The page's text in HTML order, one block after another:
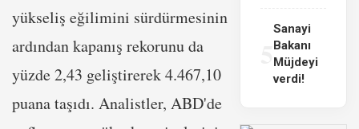
yükseliş eğilimini sürdürmesinin
ardından kapanış rekorunu da
yüzde 2,43 geliştirerek 4.467,10
puana taşıdı. Analistler, ABD'de
Sanayi
Bakanı
Müjdeyi
verdi!